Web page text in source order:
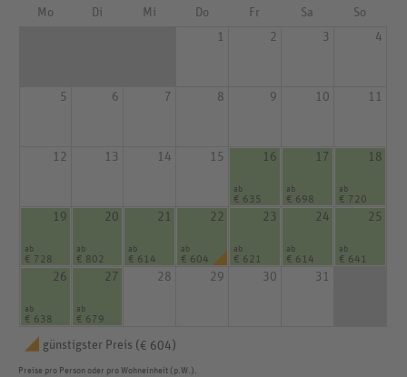
Mo Di Mi Do Fr Sa
So
1
2 3 4
5 6 7 8 9 10 11
12 13 14 15 16
ab
€ 635
17
ab
€ 698
18
ab
€ 720
19
ab
€ 728
20
ab
€ 802
21
ab
€ 614
22
ab
€ 604
23
ab
€ 621
24
ab
€ 614
25
ab
€ 641
26
ab
€ 638
27
ab
€ 679
28 29 30 31
günstigster Preis (€ 604)
Preise pro Person oder pro Wohneinheit (p.W.).